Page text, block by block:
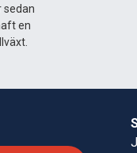
sedan
en